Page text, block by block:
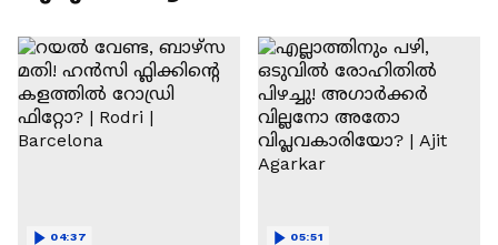
04:37 05:51